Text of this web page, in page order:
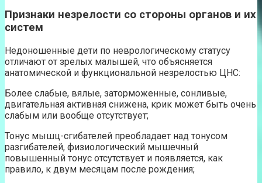
Признаки незрелости со стороны органов и их
систем
Недоношенные дети по неврологическому статусу
отличают от зрелых малышей, что объясняется
анатомической и функциональной незрелостью ЦНС:
Более слабые, вялые, заторможенные, сонливые,
двигательная активная снижена, крик может быть очень
слабым или вообще отсутствует;
Тонус мышц-сгибателей преобладает над тонусом
разгибателей, физиологический мышечный
повышенный тонус отсутствует и появляется, как
правило, к двум месяцам после рождения;